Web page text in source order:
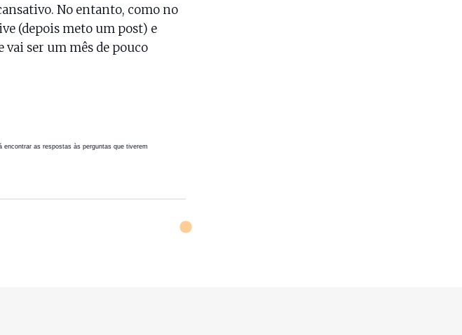
No entanto, como no
(depois meto um post) e
vai ser um mês de pouco
encontrar as respostas às perguntas que tiverem